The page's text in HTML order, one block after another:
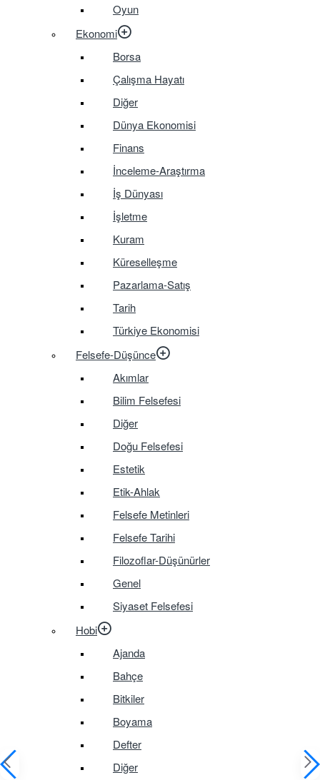
Oyun
Ekonomi
Borsa
Çalışma Hayatı
Diğer
Dünya Ekonomisi
Finans
İnceleme-Araştırma
İş Dünyası
İşletme
Kuram
Küreselleşme
Pazarlama-Satış
Tarih
Türkiye Ekonomisi
Felsefe-Düşünce
Akımlar
Bilim Felsefesi
Diğer
Doğu Felsefesi
Estetik
Etik-Ahlak
Felsefe Metinleri
Felsefe Tarihi
Filozoflar-Düşünürler
Genel
Siyaset Felsefesi
Hobi
Ajanda
Bahçe
Bitkiler
Boyama
Defter
Diğer